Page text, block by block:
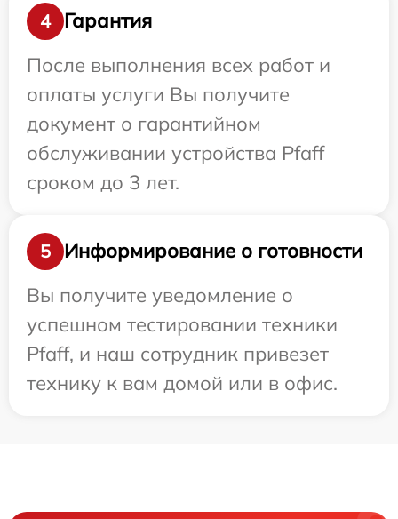
4
Гарантия
После выполнения всех работ и
оплаты услуги Вы получите
документ о гарантийном
обслуживании устройства Pfaff
сроком до 3 лет.
5
Информирование о готовности
Вы получите уведомление о
успешном тестировании техники
Pfaff, и наш сотрудник привезет
технику к вам домой или в офис.